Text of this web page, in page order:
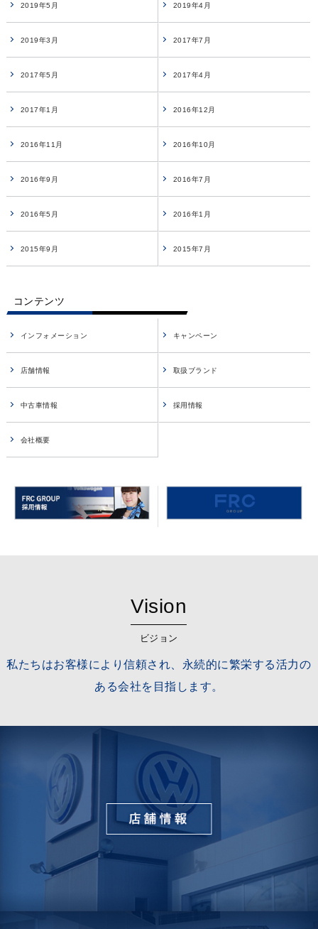
2019年5月 2019年4月
2019年3月 2017年7月
2017年5月 2017年4月
2017年1月 2016年12月
2016年11月 2016年10月
2016年9月 2016年7月
2016年5月 2016年1月
2015年9月 2015年7月
コンテンツ
インフォメーション キャンペーン
店舗情報 取扱ブランド
中古車情報 採用情報
会社概要
Vision
ビジョン
私たちはお客様により信頼され、永続的に繁栄する活力の
ある会社を目指します。